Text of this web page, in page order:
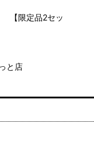
【限定品2セッ
と店